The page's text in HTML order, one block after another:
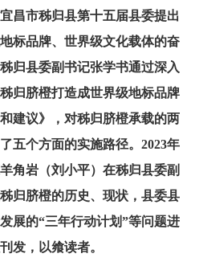
昌市秭归县第十五届县委提出
标品牌、世界级文化载体的奋
归县委副书记张学书通过深入
归脐橙打造成世界级地标品牌
建议》，对秭归脐橙承载的两
五个方面的实施路径。2023年
角岩（刘小平）在秭归县委副
归脐橙的历史、现状，县委县
展的“三年行动计划”等问题进
发，以飨读者。